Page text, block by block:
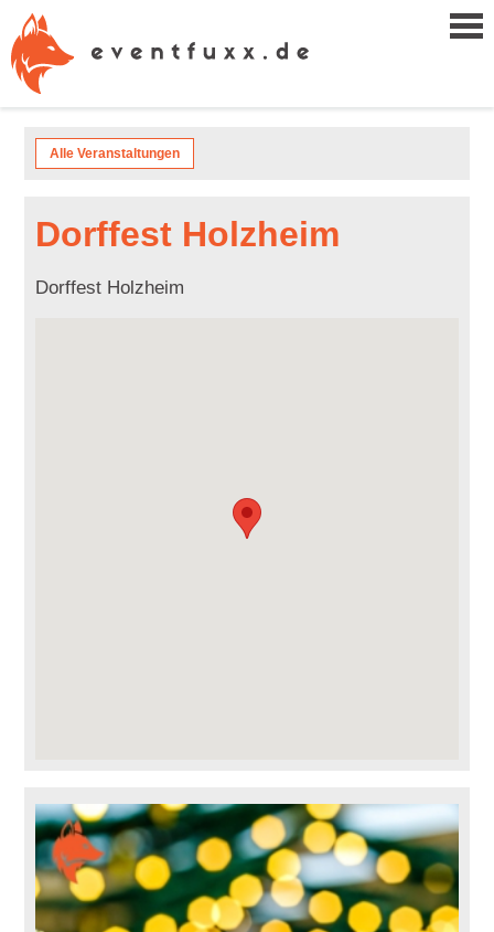
Alle Veranstaltungen
Dorffest Holzheim
Dorffest Holzheim